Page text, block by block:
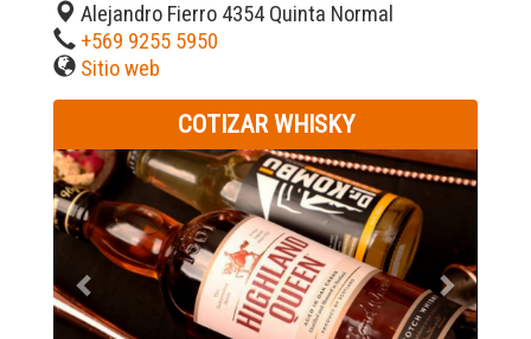
Alejandro Fierro 4354 Quinta Normal
+569 9255 5950
Sitio web
COTIZAR WHISKY
Previous
Next